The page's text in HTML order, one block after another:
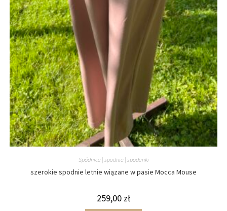
Spódnice | spodnie | spodenki
szerokie spodnie letnie wiązane w pasie Mocca Mouse
259,00 zł